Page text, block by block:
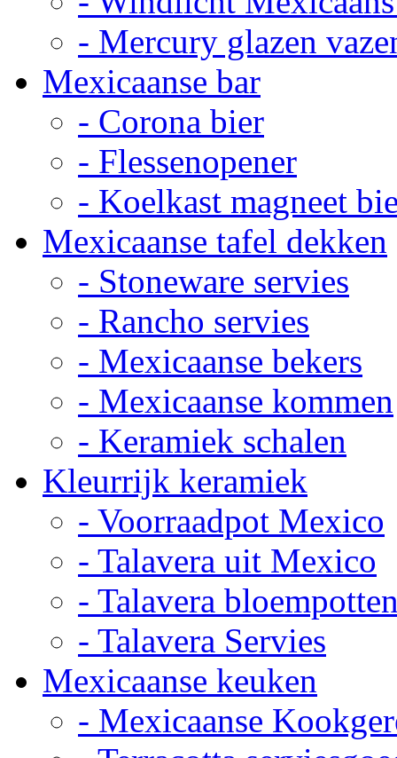
- Mercury glazen
Mexicaanse bar
- Corona bier
- Flessenopener
- Koelkast magneet
Mexicaanse tafel dekken
- Stoneware servies
- Rancho servies
- Mexicaanse bekers
- Mexicaanse kommen
- Keramiek schalen
Kleurrijk keramiek
- Voorraadpot Mexico
- Talavera uit Mexico
- Talavera
- Talavera Servies
Mexicaanse keuken
- Mexicaanse